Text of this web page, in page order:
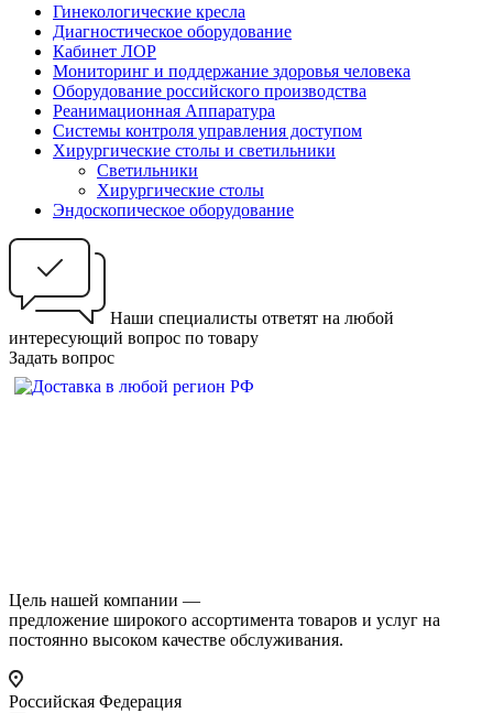
Гинекологические кресла
Диагностическое оборудование
Кабинет ЛОР
Мониторинг и поддержание здоровья человека
Оборудование российского производства
Реанимационная Аппаратура
Системы контроля управления доступом
Хирургические столы и светильники
Светильники
Хирургические столы
Эндоскопическое оборудование
Наши специалисты ответят на любой
интересующий вопрос по товару
Задать вопрос
Цель нашей компании —
предложение широкого ассортимента товаров и услуг на
постоянно высоком качестве обслуживания.
Российская Федерация